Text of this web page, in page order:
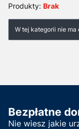
Produkty: Brak
Lista
W tej kategorii nie
Bezpłatne
Nie wiesz jakie